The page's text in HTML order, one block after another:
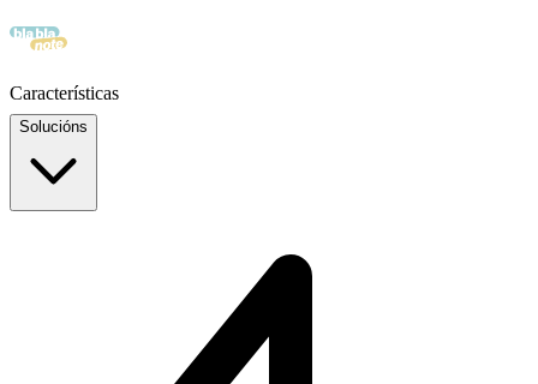
Características
Solucións